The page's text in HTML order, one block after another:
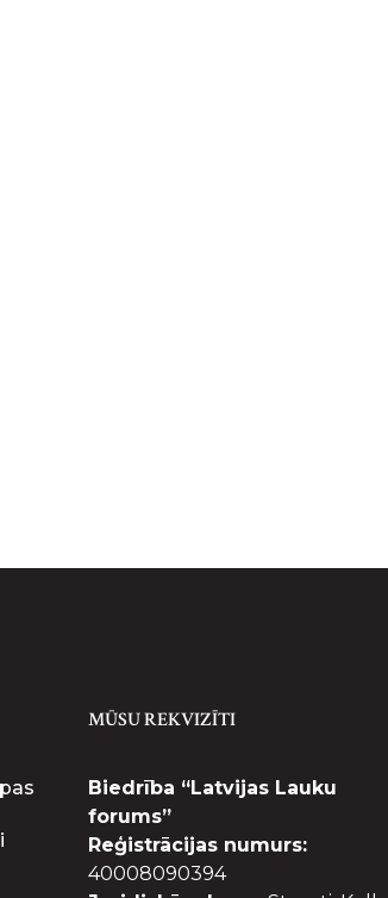
MŪSU REKVIZĪTI
Biedrība “Latvijas Lauku
forums”
Reģistrācijas numurs:
40008090394